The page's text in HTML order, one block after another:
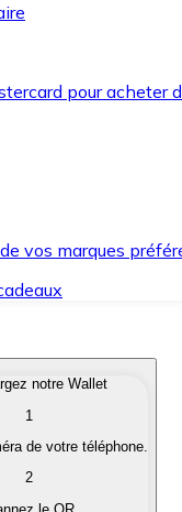
pour acheter
vos marques
vous intéressent
en monnaie
notre Wallet
1
de votre téléphone.
2